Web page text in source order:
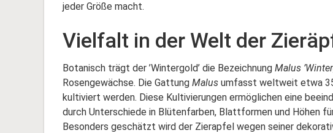
jeder Größe macht.
Vielfalt in der Welt der
Botanisch trägt der ’Wintergold’ die Bezeichnung Malus
Rosengewächse. Die Gattung Malus umfasst weltweit etwa
kultiviert werden. Diese Kultivierungen ermöglichen eine
durch Unterschiede in Blütenfarben, Blattformen und Höhen
Besonders geschätzt wird der Zierapfel wegen seiner